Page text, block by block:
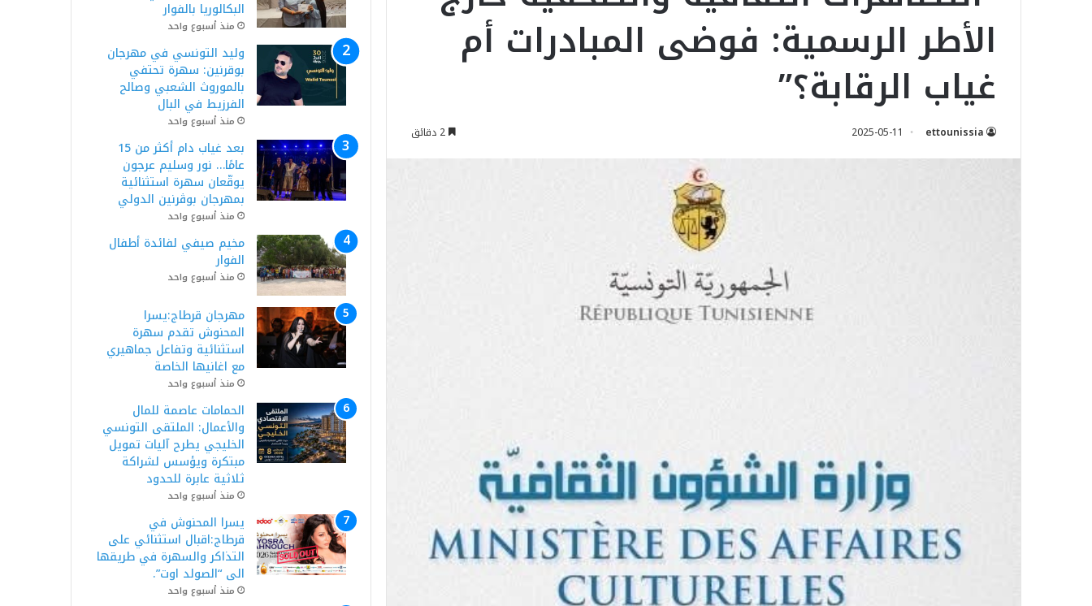
الأطر الرسمية: فوضى المبادرات أم
غياب الرقابة؟”
ettounissia
2025-05-11
البكالوريا بالفوار
منذ أسبوع واحد
وليد التونسي في مهرجان
بوقرنين: سهرة تحتفي
بالموروث الشعبي وصالح
الفرزيط في البال
منذ أسبوع واحد
بعد غياب دام أكثر من 15
عامًا… نور وسليم عرجون
يوقّعان سهرة استثنائية
بمهرجان بوڨرنين الدولي
منذ أسبوع واحد
مخيم صيفي لفائدة أطفال
الفوار
منذ أسبوع واحد
مهرجان قرطاج:يسرا
المحنوش تقدم سهرة
استثنائية وتفاعل جماهيري
مع اغانيها الخاصة
منذ أسبوع واحد
الحمامات عاصمة للمال
والأعمال: الملتقى التونسي
الخليجي يطرح آليات تمويل
مبتكرة ويؤسس لشراكة
ثلاثية عابرة للحدود
منذ أسبوع واحد
يسرا المحنوش في
قرطاج:اقبال استثنائي على
التذاكر والسهرة في طريقها
الى “الصولد اوت”.
منذ أسبوع واحد